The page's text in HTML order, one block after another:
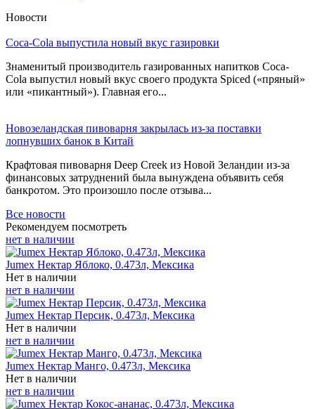
Новости
Coca-Cola выпустила новый вкус газировки
Знаменитый производитель газированных напитков Coca-
Cola выпустил новый вкус своего продукта Spiced («пряный»
или «пикантный»). Главная его...
Новозеландская пивоварня закрылась из-за поставки
лопнувших банок в Китай
Крафтовая пивоварня Deep Creek из Новой Зеландии из-за
финансовых затруднений была вынуждена объявить себя
банкротом. Это произошло после отзыва...
Все новости
Рекомендуем посмотреть
нет в наличии
Jumex Нектар Яблоко, 0.473л, Мексика
Нет в наличии
нет в наличии
Jumex Нектар Персик, 0.473л, Мексика
Нет в наличии
нет в наличии
Jumex Нектар Манго, 0.473л, Мексика
Нет в наличии
нет в наличии